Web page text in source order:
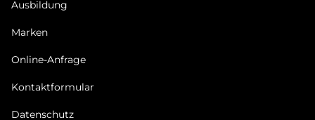
Ausbildung
Marken
Online-Anfrage
Kontaktformular
Datenschutz